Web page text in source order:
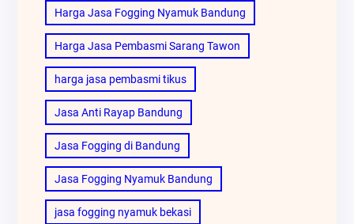
Harga Jasa Fogging Nyamuk Bandung
Harga Jasa Pembasmi Sarang Tawon
harga jasa pembasmi tikus
Jasa Anti Rayap Bandung
Jasa Fogging di Bandung
Jasa Fogging Nyamuk Bandung
jasa fogging nyamuk bekasi